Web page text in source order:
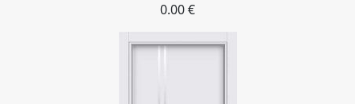
0.00 €